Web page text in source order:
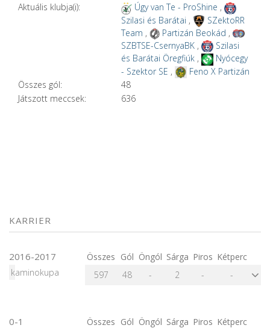
Aktuális klubja(i):
Úgy van Te - ProShine ,
Szilasi és Barátai ,
SZektoRR
Team , Partizán Beokád ,
SZBTSE-CsernyaBK,
Szilasi
és Barátai Öregfiúk,
Nyócegy
- Szektor SE ,
Feno X Partizán
Összes gól:
48
Játszott meccsek:
636
KARRIER
2016-2017 Összes Gól Öngól Sárga Piros Kétperc
kaminokupa
597 48 - 2 - -
0-1 Összes Gól Öngól Sárga Piros Kétperc